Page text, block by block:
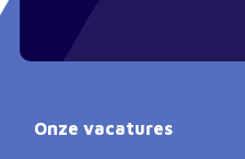
Onze vacatures